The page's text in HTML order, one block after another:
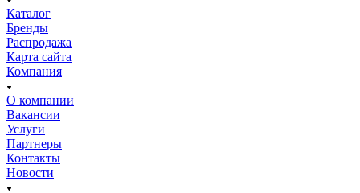
Каталог
Бренды
Распродажа
Карта сайта
Компания
О компании
Вакансии
Услуги
Партнеры
Контакты
Новости